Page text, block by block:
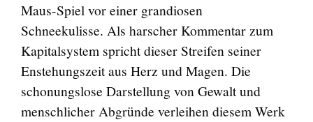
Maus-Spiel vor einer grandiosen
Schneekulisse. Als harscher Kommentar zum
Kapitalsystem spricht dieser Streifen seiner
Enstehungszeit aus Herz und Magen. Die
schonungslose Darstellung von Gewalt und
menschlicher Abgründe verleihen diesem Werk